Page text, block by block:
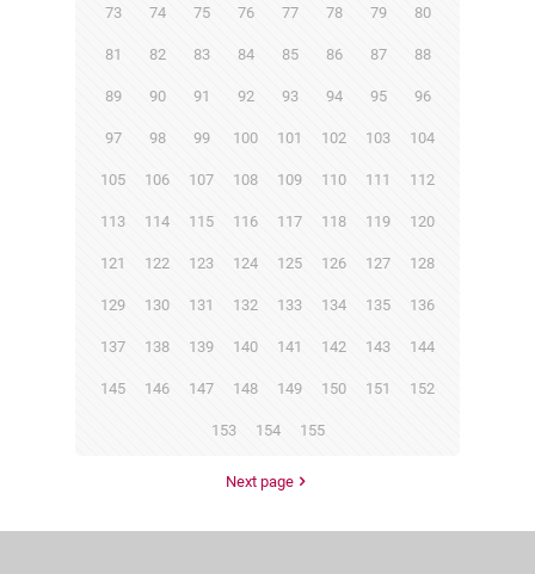
73 74 75 76 77 78 79 80
81 82 83 84 85 86 87 88
89 90 91 92 93 94 95 96
97 98 99 100 101 102 103 104
105 106 107 108 109 110 111 112
113 114 115 116 117 118 119 120
121 122 123 124 125 126 127 128
129 130 131 132 133 134 135 136
137 138 139 140 141 142 143 144
145 146 147 148 149 150 151 152
153 154 155
Next page